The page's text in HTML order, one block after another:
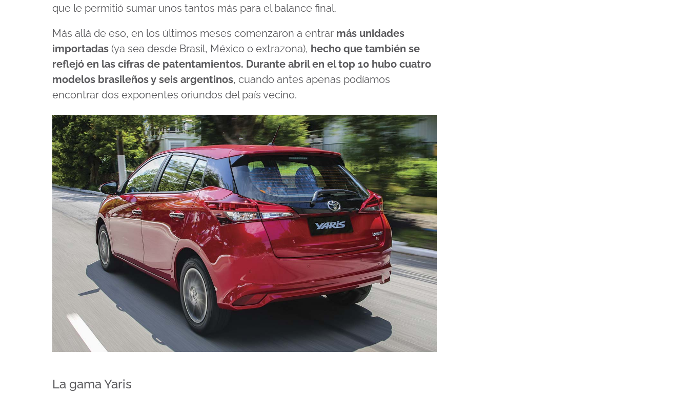
que le permitió sumar unos tantos más para el balance final.
Más allá de eso, en los últimos meses comenzaron a entrar más unidades
importadas (ya sea desde Brasil, México o extrazona), hecho que también se
reflejó en las cifras de patentamientos. Durante abril en el top 10 hubo cuatro
modelos brasileños y seis argentinos, cuando antes apenas podíamos
encontrar dos exponentes oriundos del país vecino.
La gama Yaris